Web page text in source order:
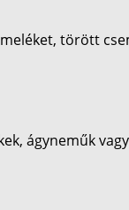
törött
ágyneműk